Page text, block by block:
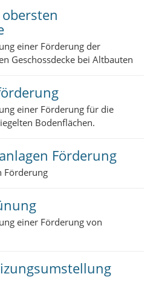
einer Förderung der
Geschossdecke bei Altbauten
einer Förderung für die
Bodenflächen.
Förderung
Förderung
einer Förderung von